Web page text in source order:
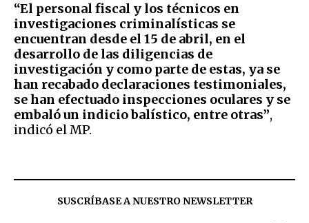
“El personal fiscal y los técnicos en
investigaciones criminalísticas se
encuentran desde el 15 de abril, en el
desarrollo de las diligencias de
investigación y como parte de estas, ya se
han recabado declaraciones testimoniales,
se han efectuado inspecciones oculares y se
embaló un indicio balístico, entre otras”,
indicó el MP.
SUSCRÍBASE A NUESTRO NEWSLETTER